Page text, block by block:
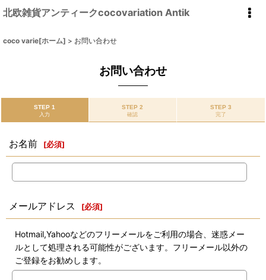
北欧雑貨アンティークcocovariation Antik
coco varie[ホーム] > お問い合わせ
お問い合わせ
STEP 1
入力
STEP 2
確認
STEP 3
完了
お名前 [必須]
メールアドレス [必須]
Hotmail,Yahooなどのフリーメールをご利用の場合、迷惑メー
ルとして処理される可能性がございます。フリーメール以外の
ご登録をお勧めします。